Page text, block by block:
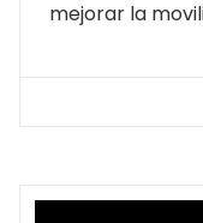
mejorar la